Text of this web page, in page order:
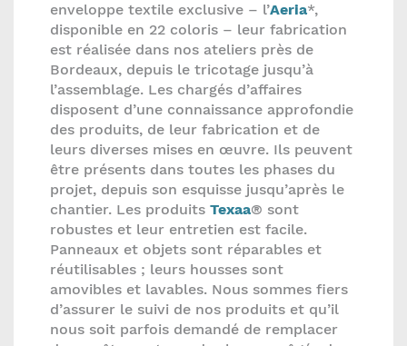
enveloppe textile exclusive – l’Aeria*,
disponible en 22 coloris – leur fabrication
est réalisée dans nos ateliers près de
Bordeaux, depuis le tricotage jusqu’à
l’assemblage. Les chargés d’affaires
disposent d’une connaissance approfondie
des produits, de leur fabrication et de
leurs diverses mises en œuvre. Ils peuvent
être présents dans toutes les phases du
projet, depuis son esquisse jusqu’après le
chantier. Les produits Texaa® sont
robustes et leur entretien est facile.
Panneaux et objets sont réparables et
réutilisables ; leurs housses sont
amovibles et lavables. Nous sommes fiers
d’assurer le suivi de nos produits et qu’il
nous soit parfois demandé de remplacer